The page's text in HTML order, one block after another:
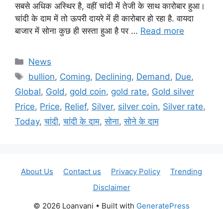
सबसे अधिक अस्थिर है, वहीं चांदी में तेजी के साथ कारोबार हुआ।
चांदी के दाम में तो ऊपरी दायरे में ही कारोबार हो रहा है. वायदा
बाजार में सोना कुछ ही सस्ता हुआ है पर … Read more
Categories
News
Tags
bullion, Coming, Declining, Demand , Due,
Global, Gold , gold coin, gold rate, Gold silver
Price, Price, Relief, Silver, silver coin, Silver rate,
Today,चांदी,चांदी के दाम,सोना,सोने के दाम
About Us Contact us Privacy Policy
Trending
Disclaimer
© 2026 Loanvani • Built with GeneratePress